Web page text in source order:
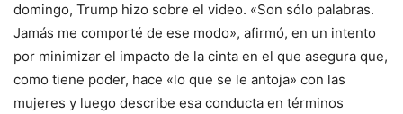
domingo, Trump hizo sobre el video. «Son sólo palabras.
Jamás me comporté de ese modo», afirmó, en un intento
por minimizar el impacto de la cinta en el que asegura que,
como tiene poder, hace «lo que se le antoja» con las
mujeres y luego describe esa conducta en términos